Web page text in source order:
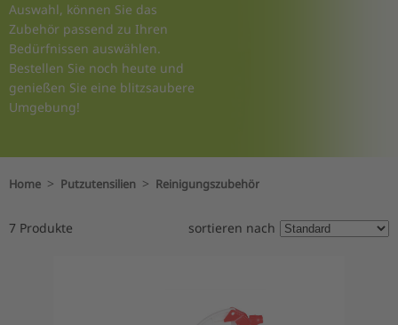
Auswahl, können Sie das
Zubehör passend zu Ihren
Bedürfnissen auswählen.
Bestellen Sie noch heute und
genießen Sie eine blitzsaubere
Umgebung!
Home > Putzutensilien > Reinigungszubehör
7 Produkte sortieren nach